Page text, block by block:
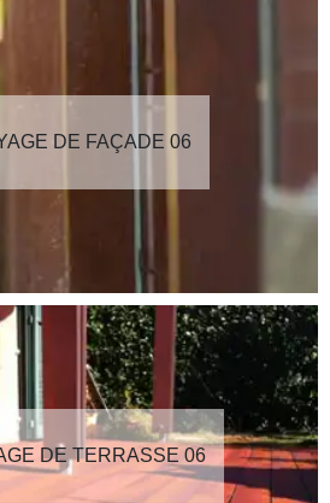
DE FAÇADE 06
DE TERRASSE 06